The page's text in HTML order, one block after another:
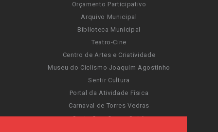
Orçamento Participativo
Arquivo Municipal
Biblioteca Municipal
Teatro-Cine
Centro de Artes e Criatividade
Museu do Ciclismo Joaquim Agostinho
Sentir Cultura
Portal da Atividade Física
Carnaval de Torres Vedras
Santa Cruz Ocean Spirit